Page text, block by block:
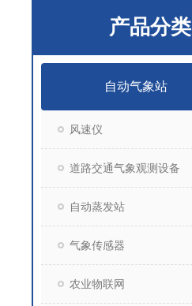
产品分类
自动气象站
风速仪
道路交通气象观测设备
自动蒸发站
气象传感器
农业物联网